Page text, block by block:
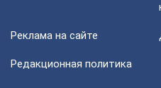
Реклама на сайте
Редакционная политика